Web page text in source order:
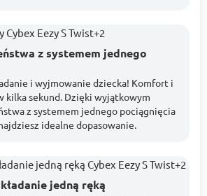
z systemem jednego
i wyjmowanie dziecka! Komfort i
kilka sekund. Dzięki wyjątkowym
z systemem jednego pociągnięcia
idealne dopasowanie.
jedną ręką